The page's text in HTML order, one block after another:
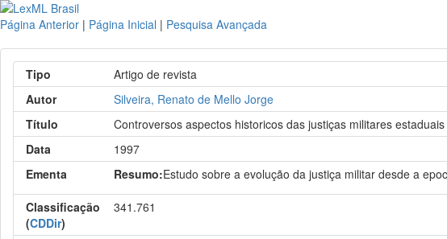
Página Anterior | Página Inicial | Pesquisa Avançada
Tipo
Artigo de revista
Autor
Silveira, Renato de Mello Jorge
Título
Controversos aspectos historicos das justiças militares estaduais
Data
1997
Ementa
Resumo:Estudo sobre a evolução da justiça militar desde a
Classificação
(CDDir)
341.761